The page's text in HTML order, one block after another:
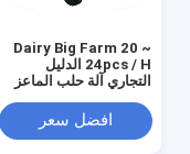
Dairy Big Farm 20 ~
24pcs / H الدليل
التجاري آلة حلب الماعز
افضل سعر